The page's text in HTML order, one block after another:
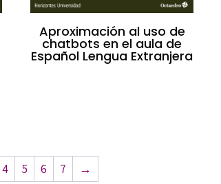
Aproximación al uso de
chatbots en el aula de
Español Lengua Extranjera
4 5 6 7 →